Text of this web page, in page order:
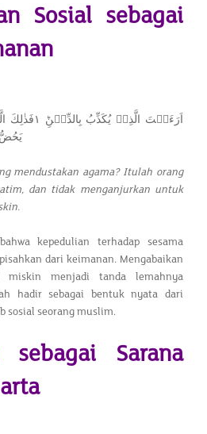
Sosial sebagai
mendustakan agama? Itulah orang
dan tidak menganjurkan untuk
kepedulian terhadap sesama
dari keimanan. Mengabaikan
menjadi tanda lemahnya
hadir sebagai bentuk nyata dari
sosial seorang muslim.
sebagai Sarana